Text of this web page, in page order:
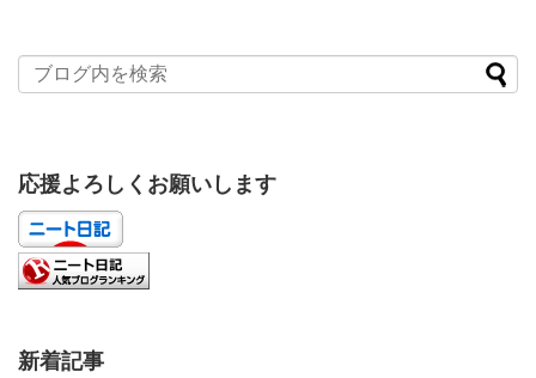
応援よろしくお願いします
新着記事